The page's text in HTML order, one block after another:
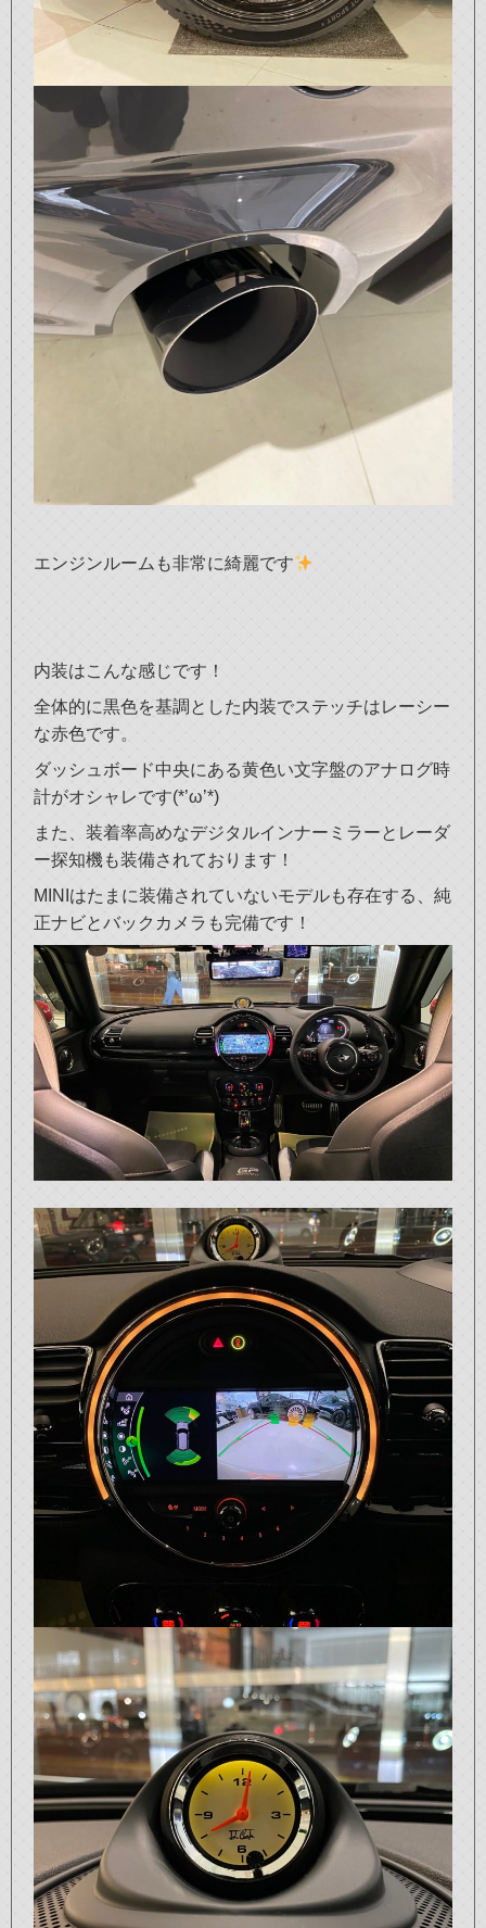
エンジンルームも非常に綺麗です
内装はこんな感じです！
全体的に黒色を基調とした内装でステッチはレーシー
な赤色です。
ダッシュボード中央にある黄色い文字盤のアナログ時
計がオシャレです(*’ω’*)
また、装着率高めなデジタルインナーミラーとレーダ
ー探知機も装備されております！
MINIはたまに装備されていないモデルも存在する、純
正ナビとバックカメラも完備です！